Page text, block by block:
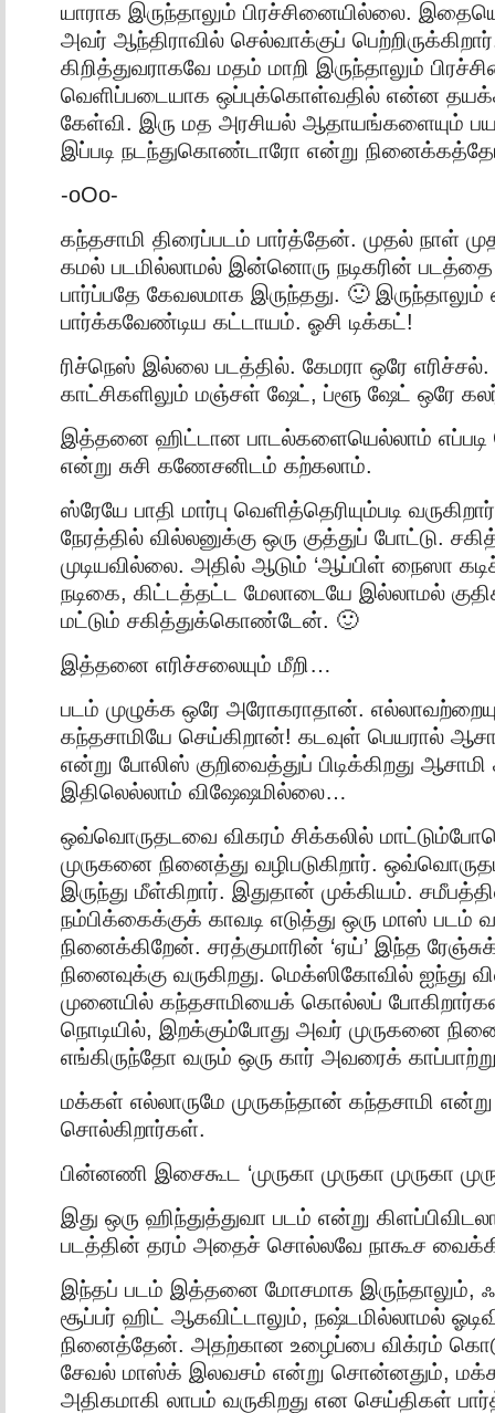
யாராக இருந்தாலும் பிரச்சினையில்லை.
அவர் ஆந்திராவில் செல்வாக்குப்
கிறித்துவராகவே மதம் மாறி இருந்தாலும்
வெளிப்படையாக ஒப்புக்கொள்வதில் என்ன
கேள்வி. இரு மத அரசியல் ஆதாயங்களையும்
இப்படி நடந்துகொண்டாரோ என்று
-oOo-
கந்தசாமி திரைப்படம் பார்த்தேன். முதல் நாள்
கமல் படமில்லாமல் இன்னொரு நடிகரின்
பார்ப்பதே கேவலமாக இருந்தது. 🙂
பார்க்கவேண்டிய கட்டாயம். ஓசி டிக்கட்!
ரிச்நெஸ் இல்லை படத்தில். கேமரா ஒரே
காட்சிகளிலும் மஞ்சள் ஷேட், ப்ளூ ஷேட் ஒரே
இத்தனை ஹிட்டான பாடல்களையெல்லாம்
என்று சுசி கணேசனிடம் கற்கலாம்.
ஸ்ரேயே பாதி மார்பு வெளித்தெரியும்படி
நேரத்தில் வில்லனுக்கு ஒரு குத்துப் போட்டு.
முடியவில்லை. அதில் ஆடும் ‘ஆப்பிள் நைஸா
நடிகை, கிட்டத்தட்ட மேலாடையே இல்லாமல்
மட்டும் சகித்துக்கொண்டேன். 🙂
இத்தனை எரிச்சலையும் மீறி…
படம் முழுக்க ஒரே அரோகராதான்.
கந்தசாமியே செய்கிறான்! கடவுள் பெயரால்
என்று போலிஸ் குறிவைத்துப் பிடிக்கிறது
இதிலெல்லாம் விஷேஷமில்லை…
ஒவ்வொருதடவை விகரம் சிக்கலில்
முருகனை நினைத்து வழிபடுகிறார்.
இருந்து மீள்கிறார். இதுதான் முக்கியம்.
நம்பிக்கைக்குக் காவடி எடுத்து ஒரு மாஸ்
நினைக்கிறேன். சரத்குமாரின் ‘ஏய்’ இந்த
நினைவுக்கு வருகிறது. மெக்ஸிகோவில் ஐந்து
முனையில் கந்தசாமியைக் கொல்லப்
நொடியில், இறக்கும்போது அவர் முருகனை
எங்கிருந்தோ வரும் ஒரு கார் அவரைக்
மக்கள் எல்லாருமே முருகந்தான் கந்தசாமி
சொல்கிறார்கள்.
பின்னணி இசைகூட ‘முருகா முருகா முருகா
இது ஒரு ஹிந்துத்துவா படம் என்று
படத்தின் தரம் அதைச் சொல்லவே நாகூச
இந்தப் படம் இத்தனை மோசமாக இருந்தாலும்,
சூப்பர் ஹிட் ஆகவிட்டாலும், நஷ்டமில்லாமல்
நினைத்தேன். அதற்கான உழைப்பை விக்ரம்
சேவல் மாஸ்க் இலவசம் என்று சொன்னதும்,
அதிகமாகி லாபம் வருகிறது என செய்திகள்